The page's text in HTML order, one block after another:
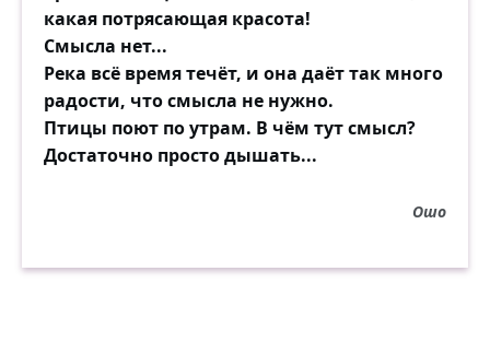
какая потрясающая красота!
Смысла нет...
Река всё время течёт, и она даёт так много
радости, что смысла не нужно.
Птицы поют по утрам. В чём тут смысл?
Достаточно просто дышать...
Ошо